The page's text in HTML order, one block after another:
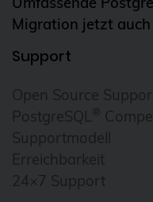
iSCSI
IT-Infrastruktur
Jitsi
k8s
Kafka
Migration jetzt auch
Support
Open Source
PostgreSQL
®
Supportmodell
Erreichbarkeit
24×7 Support